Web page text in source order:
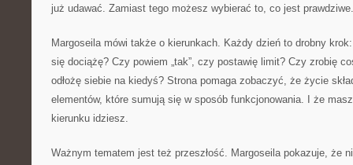
już udawać. Zamiast tego możesz wybierać to, co jest prawdziwe.
Margoseila mówi także o kierunkach. Każdy dzień to drobny
się dociążę? Czy powiem „tak”, czy postawię limit? Czy zrobię
odłożę siebie na kiedyś? Strona pomaga zobaczyć, że życie
elementów, które sumują się w sposób funkcjonowania. I że
kierunku idziesz.
Ważnym tematem jest też przeszłość. Margoseila pokazuje, że